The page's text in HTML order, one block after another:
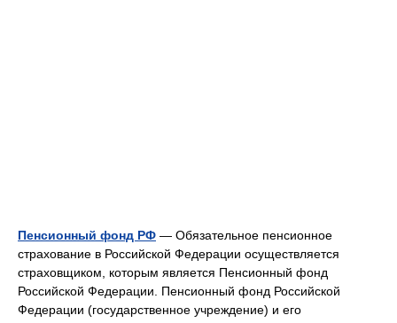
Пенсионный фонд РФ — Обязательное пенсионное
страхование в Российской Федерации осуществляется
страховщиком, которым является Пенсионный фонд
Российской Федерации. Пенсионный фонд Российской
Федерации (государственное учреждение) и его